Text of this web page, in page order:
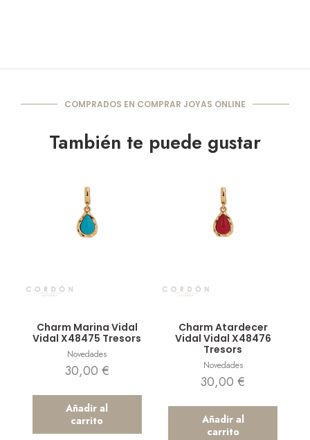
COMPRADOS EN COMPRAR JOYAS ONLINE
También te puede gustar
Charm Marina Vidal
Vidal X48475 Tresors
Novedades
30,00 €
Añadir al
carrito
Charm Atardecer
Vidal Vidal X48476
Tresors
Novedades
30,00€
Añadir al
carrito